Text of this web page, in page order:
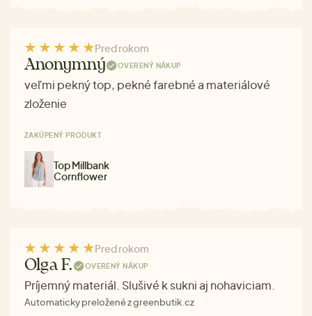
Pred rokom
Anonymný OVERENÝ NÁKUP
veľmi pekný top, pekné farebné a materiálové
zloženie
ZAKÚPENÝ PRODUKT
Top Millbank
Cornflower
Pred rokom
Olga F. OVERENÝ NÁKUP
Príjemný materiál. Slušivé k sukni aj nohaviciam.
Automaticky preložené z greenbutik.cz